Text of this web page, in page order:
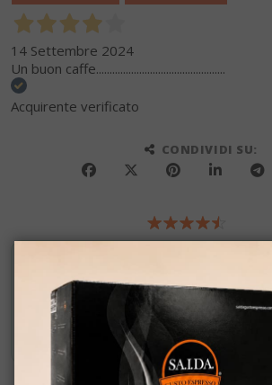
14 Settembre 2024
Un buon caffe................................................
Acquirente verificato
CONDIVIDI SU:
Attiva il tuo codice sconto
ISCRIVITI ORA